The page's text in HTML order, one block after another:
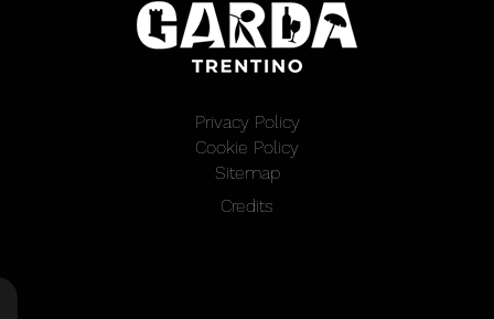
Privacy Policy
Cookie Policy
Sitemap
Credits